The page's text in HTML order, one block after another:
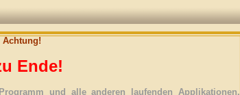
Achtung!
Ende!
und alle anderen laufenden Applikationen.